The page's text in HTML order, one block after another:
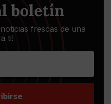
boletín
frescas de una
ti!